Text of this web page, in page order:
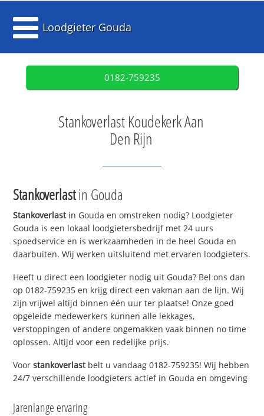
Loodgieter Gouda
0182-759235
Stankoverlast Koudekerk Aan
Den Rijn
Stankoverlastin Gouda
Stankoverlastin Gouda en omstreken nodig? Loodgieter
Gouda is een lokaal loodgietersbedrijf met 24 uurs
spoedservice en is werkzaamheden in de heel Gouda en
daarbuiten. Wij werken uitsluitend met ervaren loodgieters.
Heeft u direct een loodgieter nodig uit Gouda? Bel ons dan
op 0182-759235 en krijg direct een vakman aan de lijn. Wij
zijn vrijwel altijd binnen één uur ter plaatse! Onze goed
opgeleide medewerkers kunnen alle lekkages,
verstoppingen of andere ongemakken vaak binnen no time
oplossen. Altijd voor een redelijke prijs.
Voorstankoverlastbelt u vandaag 0182-759235! Wij hebben
24/7 verschillende loodgieters actief in Gouda en omgeving
Jarenlange ervaring